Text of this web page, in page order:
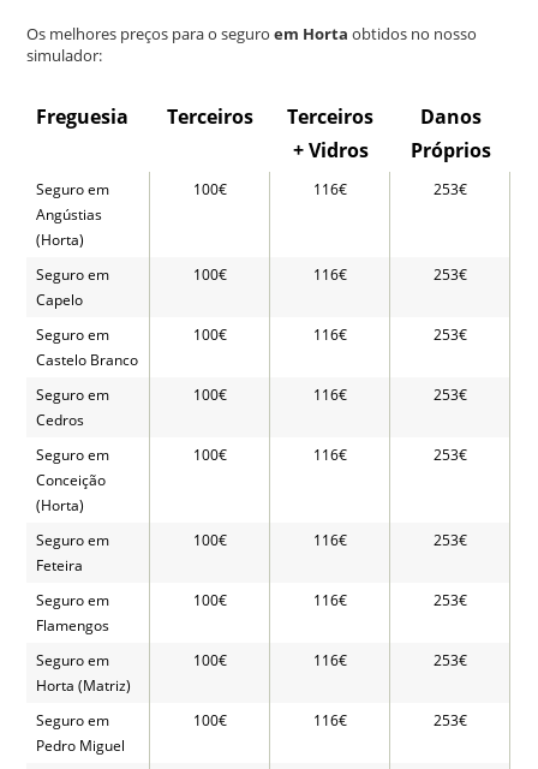
Os melhores preços para o seguroem Horta obtidos no nosso
simulador:
Freguesia Terceiros
Terceiros
+ Vidros
Danos
Próprios
Seguro em
Angústias
(Horta)
100€ 116€ 253€
Seguro em
Capelo
100€ 116€ 253€
Seguro em
Castelo Branco
100€ 116€ 253€
Seguro em
Cedros
100€ 116€ 253€
Seguro em
Conceição
(Horta)
100€ 116€ 253€
Seguro em
Feteira
100€ 116€ 253€
Seguro em
Flamengos
100€ 116€ 253€
Seguro em
Horta (Matriz)
100€ 116€ 253€
Seguro em
Pedro Miguel
100€ 116€ 253€